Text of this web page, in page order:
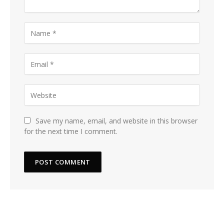
Save my name, email, and website in this browser
for the next time I comment.